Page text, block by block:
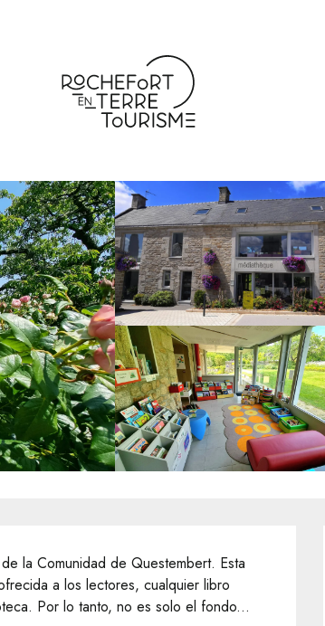
la Comunidad de Questembert. Esta
a los lectores, cualquier libro
Por lo tanto, no es solo el fondo...